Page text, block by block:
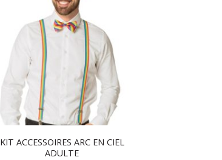
KIT ACCESSOIRES ARC EN CIEL
ADULTE